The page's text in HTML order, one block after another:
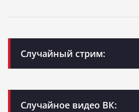
Случайный стрим:
Случайное видео ВК: